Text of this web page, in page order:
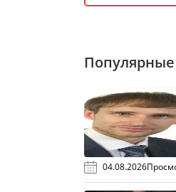
Популярные
04.08.2026